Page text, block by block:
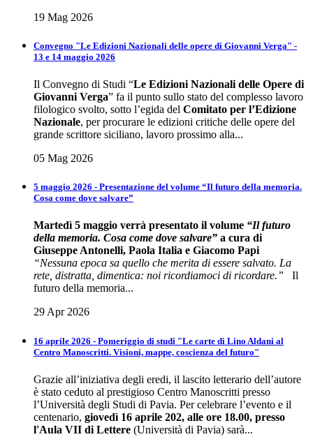
19 Mag 2026
Convegno "Le Edizioni Nazionali delle opere di Giovanni Verga" -
13 e 14 maggio 2026
Il Convegno di Studi “Le Edizioni Nazionali delle Opere di
Giovanni Verga” fa il punto sullo stato del complesso lavoro
filologico svolto, sotto l’egida del Comitato per l’Edizione
Nazionale, per procurare le edizioni critiche delle opere del
grande scrittore siciliano, lavoro prossimo alla...
05 Mag 2026
5 maggio 2026 - Presentazione del volume “Il futuro della memoria.
Cosa come dove salvare”
Martedì 5 maggio verrà presentato il volume “Il futuro
della memoria. Cosa come dove salvare” a cura di
Giuseppe Antonelli, Paola Italia e Giacomo Papi
“Nessuna epoca sa quello che merita di essere salvato. La
rete, distratta, dimentica: noi ricordiamoci di ricordare.”
Il
futuro della memoria...
29 Apr 2026
16 aprile 2026 - Pomeriggio di studi "Le carte di Lino Aldani al
Centro Manoscritti. Visioni, mappe, coscienza del futuro"
Grazie all’iniziativa degli eredi, il lascito letterario dell’autore
è stato ceduto al prestigioso Centro Manoscritti presso
l’Università degli Studi di Pavia. Per celebrare l’evento e il
centenario, giovedì 16 aprile 202, alle ore 18.00, presso
l'Aula VII di Lettere (Università di Pavia) sarà...